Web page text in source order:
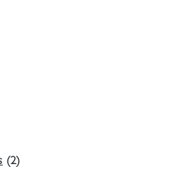
(2)